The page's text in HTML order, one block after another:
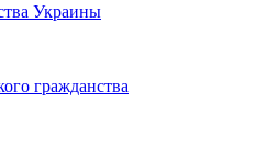
Украины
гражданства